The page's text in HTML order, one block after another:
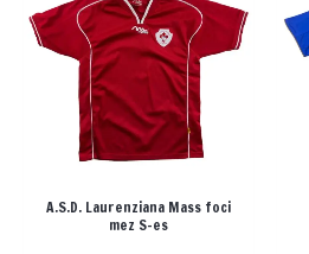
A.S.D. Laurenziana Mass foci
mez S-es